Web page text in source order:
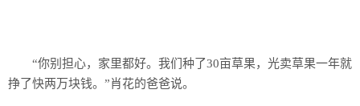
“你别担心，家里都好。我们种了30亩草果，光卖草果一年就
挣了快两万块钱。”肖花的爸爸说。